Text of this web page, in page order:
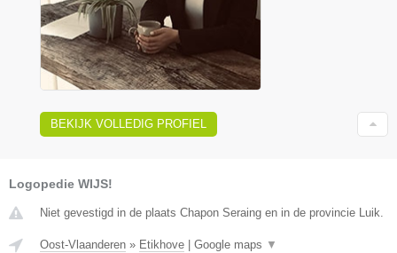
BEKIJK VOLLEDIG PROFIEL
Logopedie WIJS!
Niet gevestigd in de plaats Chapon Seraing en in de provincie Luik.
Oost-Vlaanderen » Etikhove Google maps ▼